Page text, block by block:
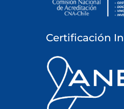
Certificación